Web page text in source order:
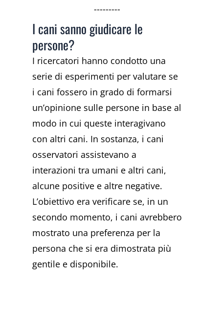
---------
I cani sanno giudicare le
persone?
I ricercatori hanno condotto una
serie di esperimenti per valutare se
i cani fossero in grado di formarsi
un’opinione sulle persone in base al
modo in cui queste interagivano
con altri cani. In sostanza, i cani
osservatori assistevano a
interazioni tra umani e altri cani,
alcune positive e altre negative.
L’obiettivo era verificare se, in un
secondo momento, i cani avrebbero
mostrato una preferenza per la
persona che si era dimostrata più
gentile e disponibile.